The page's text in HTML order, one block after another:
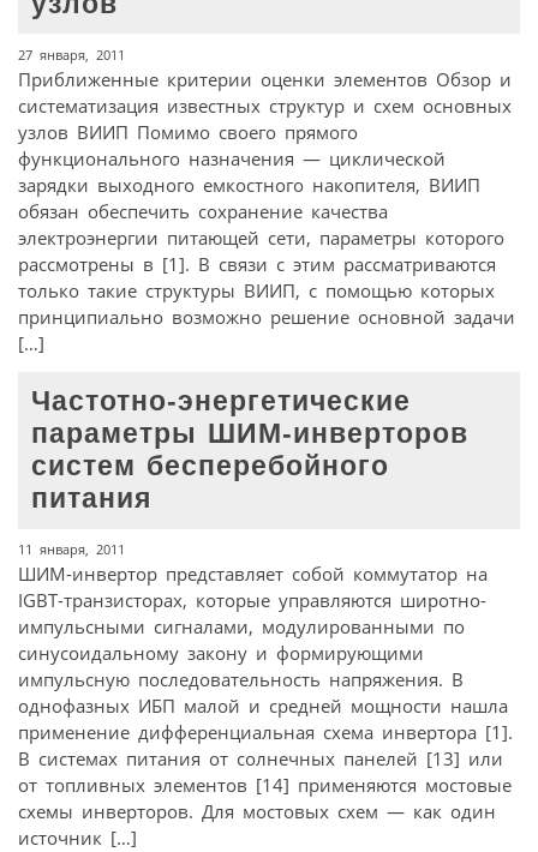
27 января, 2011
Приближенные критерии оценки элементов Обзор и
систематизация известных структур и схем основных
узлов ВИИП Помимо своего прямого
функционального назначения — циклической
зарядки выходного емкостного накопителя, ВИИП
обязан обеспечить сохранение качества
электроэнергии питающей сети, параметры которого
рассмотрены в [1]. В связи с этим рассматриваются
только такие структуры ВИИП, с помощью которых
принципиально возможно решение основной задачи
[…]
Частотно-энергетические
параметры ШИМ-инверторов
систем бесперебойного
питания
11 января, 2011
ШИМ-инвертор представляет собой коммутатор на
IGBT-транзисторах, которые управляются широтно-
импульсными сигналами, модулированными по
синусоидальному закону и формирующими
импульсную последовательность напряжения. В
однофазных ИБП малой и средней мощности нашла
применение дифференциальная схема инвертора [1].
В системах питания от солнечных панелей [13] или
от топливных элементов [14] применяются мостовые
схемы инверторов. Для мостовых схем — как один
источник […]